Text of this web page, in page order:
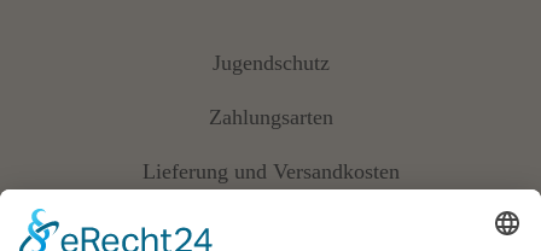
Jugendschutz
Zahlungsarten
Lieferung und Versandkosten
Vertrag widerrufen